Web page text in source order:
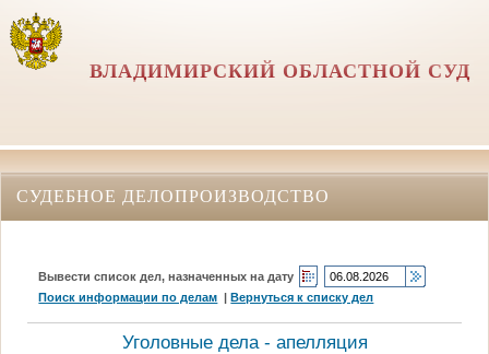
ВЛАДИМИРСКИЙ ОБЛАСТНОЙ СУД
СУДЕБНОЕ ДЕЛОПРОИЗВОДСТВО
Вывести список дел, назначенных на дату
Поиск информации по делам |Вернуться к списку дел
Уголовные дела - апелляция